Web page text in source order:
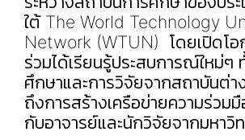
ใต้ The World Technology
Network (WTUN) โดยเปิดโอ
ร่วมได้เรียนรู้ประสบการณ์ใหม่ๆ
ศึกษาและการวิจัยจากสถาบันต่า
ถึงการสร้างเครือข่ายความร่วม
กับอาจารย์และนักวิจัยจากมหาวิ